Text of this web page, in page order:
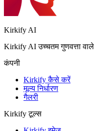
Kirkify AI
Kirkify AI उच्चतम गुणवत्ता
कंपनी
Kirkify कैसे करें
मूल्य निर्धारण
गैलरी
Kirkify टूल्स